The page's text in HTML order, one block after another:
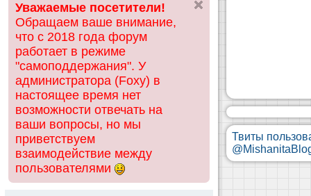
ск
Уважаемые посетители!
Обращаем ваше внимание,
что с 2018 года форум
работает в режиме
"самоподдержания". У
администратора (Foxy) в
настоящее время нет
возможности отвечать на
ваши вопросы, но мы
приветствуем
взаимодействие между
пользователями
Твиты